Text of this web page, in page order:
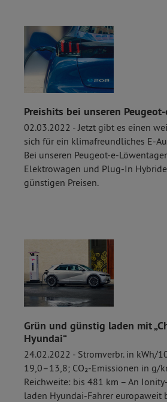
Preishits bei unseren
02.03.2022 - Jetzt gibt es einen
sich für ein klimafreundliches E-
Bei unseren Peugeot-e-
Elektrowagen und Plug-In
günstigen Preisen.
Grün und günstig laden mit
Hyundai“
24.02.2022 - Stromverbr. in kWh/
19,0–13,8; CO₂-Emissionen in g/
Reichweite: bis 481 km – An
laden Hyundai-Fahrer europaweit